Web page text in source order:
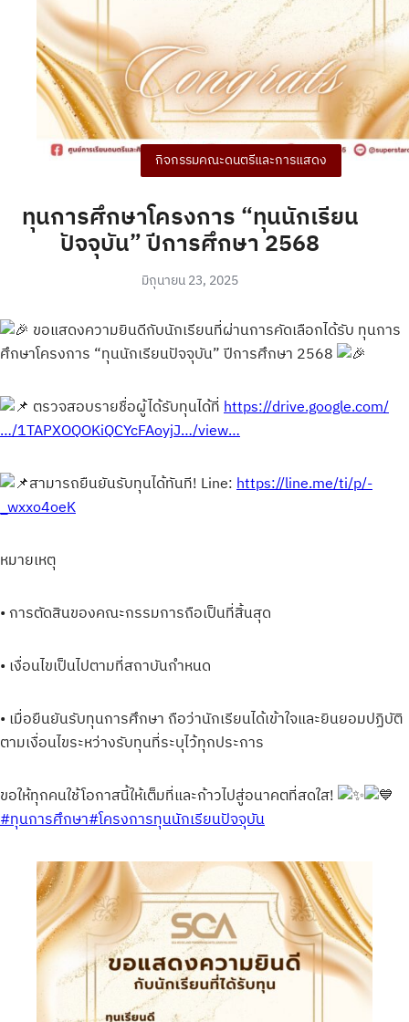
กิจกรรมคณะดนตรีและการแสดง
ทุนการศึกษาโครงการ “ทุนนักเรียน
ปัจจุบัน” ปีการศึกษา 2568
มิถุนายน 23, 2025
ขอแสดงความยินดีกับนักเรียนที่ผ่านการคัดเลือกได้รับ ทุนการ
ศึกษาโครงการ “ทุนนักเรียนปัจจุบัน” ปีการศึกษา 2568
ตรวจสอบรายชื่อผู้ได้รับทุนได้ที่https://drive.google.com/
…/1TAPXOQOKiQCYcFAoyjJ…/view…
สามารถยืนยันรับทุนได้ทันที! Line:https://line.me/ti/p/-
_wxxo4oeK
หมายเหตุ
• การตัดสินของคณะกรรมการถือเป็นที่สิ้นสุด
• เงื่อนไขเป็นไปตามที่สถาบันกำหนด
• เมื่อยืนยันรับทุนการศึกษา ถือว่านักเรียนได้เข้าใจและยินยอมปฏิบัติ
ตามเงื่อนไขระหว่างรับทุนที่ระบุไว้ทุกประการ
ขอให้ทุกคนใช้โอกาสนี้ให้เต็มที่และก้าวไปสู่อนาคตที่สดใส!
#ทุนการศึกษา#โครงการทุนนักเรียนปัจจุบัน